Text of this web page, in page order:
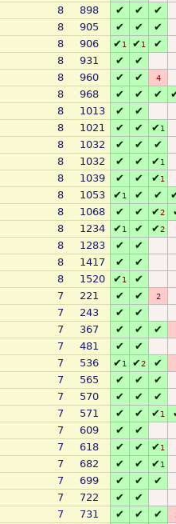
8 898 ✔ ✔
✔
8 905 ✔ ✔
✔
8 906 ✔1 ✔1
✔
8 931 ✔
✔
8 960 ✔ ✔ 4
8 968 ✔ ✔ ✔
8 1013 ✔
✔
8 1021 ✔ ✔ ✔1
8 1032 ✔ ✔
✔
8 1032 ✔ ✔ ✔1
8 1039 ✔ ✔ ✔1
8 1053 ✔1 ✔ ✔
8 1068 ✔ ✔ ✔2
8 1234 ✔1 ✔ ✔2
8 1283 ✔
✔
8 1417 ✔
✔
8 1520 ✔1
✔
7 221 ✔ ✔ 2
7 243 ✔
✔
7 367 ✔ ✔ ✔
7 481 ✔
✔
7 536 ✔1 ✔2 ✔
7 565 ✔ ✔
✔
7 570 ✔ ✔
✔
7 571 ✔ ✔ ✔1
7 609 ✔
✔
7 618 ✔ ✔ ✔1
7 682 ✔ ✔ ✔1
7 699 ✔ ✔
✔
7 722 ✔
✔
7 731 ✔ ✔ ✔